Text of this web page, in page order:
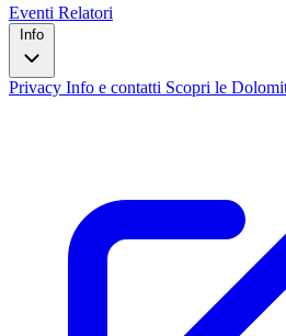
Eventi Relatori
Info
Privacy Info e contatti Scopri le